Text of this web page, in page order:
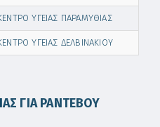
ΥΓΕΙΑΣ ΠΑΡΑΜΥΘΙΑΣ
ΥΓΕΙΑΣ ΔΕΛΒΙΝΑΚΙΟΥ
ΓΙΑ ΡΑΝΤΕΒΟΥ